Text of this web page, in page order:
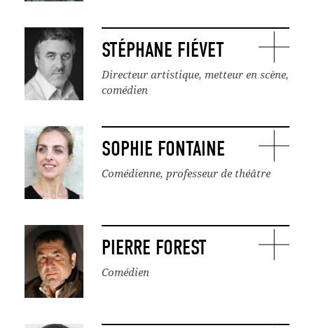
STÉPHANE FIÉVET
Directeur artistique, metteur en scène,
comédien
SOPHIE FONTAINE
Comédienne, professeur de théâtre
PIERRE FOREST
Comédien